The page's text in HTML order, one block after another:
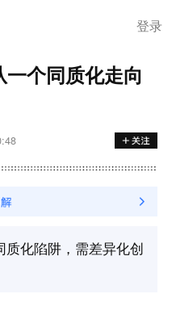
登录
个同质化走向
化陷阱，需差异化创